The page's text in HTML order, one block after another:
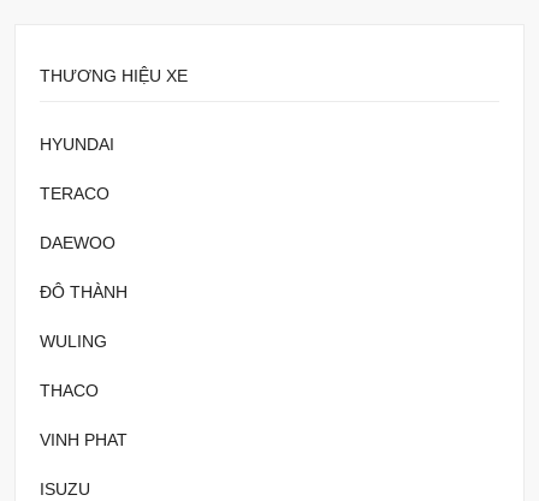
THƯƠNG HIỆU XE
HYUNDAI
TERACO
DAEWOO
ĐÔ THÀNH
WULING
THACO
VINH PHAT
ISUZU